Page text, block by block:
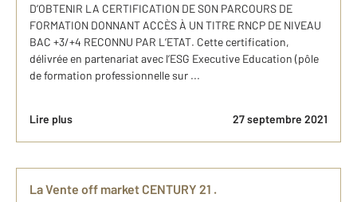
D’OBTENIR LA CERTIFICATION DE SON PARCOURS DE
FORMATION DONNANT ACCÈS À UN TITRE RNCP DE NIVEAU
BAC +3/+4 RECONNU PAR L’ETAT. Cette certification,
délivrée en partenariat avec l’ESG Executive Education (pôle
de formation professionnelle sur ...
Lire plus 27 septembre 2021
La Vente off market CENTURY 21 .